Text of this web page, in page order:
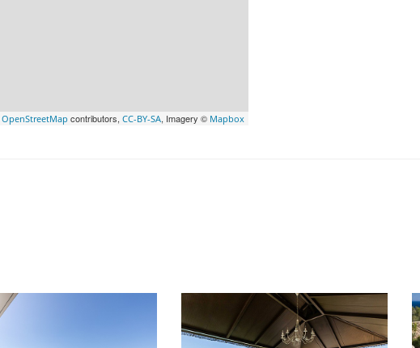
OpenStreetMap contributors, CC-BY-SA, Imagery © Mapbox